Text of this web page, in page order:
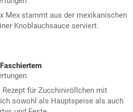
Mex stammt aus der mexikanischen
Knoblauchsauce serviert.
für Zucchiniröllchen mit
sowohl als Hauptspeise als auch